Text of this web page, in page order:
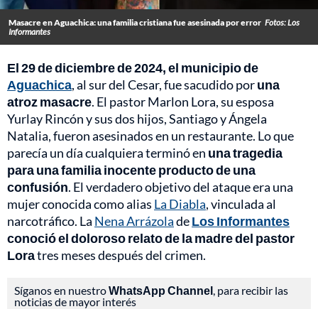
Masacre en Aguachica: una familia cristiana fue asesinada por error Fotos: Los
Informantes
El 29 de diciembre de 2024, el municipio de
Aguachica, al sur del Cesar, fue sacudido poruna
atroz masacre. El pastor Marlon Lora, su esposa
Yurlay Rincón y sus dos hijos, Santiago y Ángela
Natalia, fueron asesinados en un restaurante. Lo que
parecía un día cualquiera terminó en una tragedia
para una familia inocente producto de una
confusión. El verdadero objetivo del ataque era una
mujer conocida como alias La Diabla, vinculada al
narcotráfico. La Nena ArrázoladeLos Informantes
conoció el doloroso relato de la madre del pastor
Loratres meses después del crimen.
Síganos en nuestroWhatsApp Channel , para recibir las
noticias de mayor interés